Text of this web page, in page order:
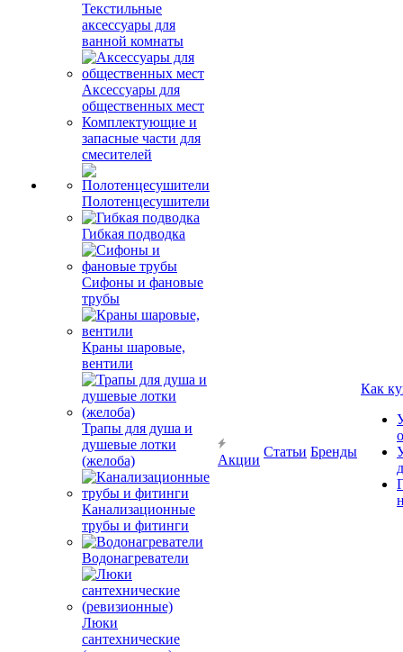
Текстильные
аксессуары для
ванной комнаты
Аксессуары для
общественных мест
Комплектующие и
запасные части для
смесителей
Полотенцесушители
Гибкая подводка
Сифоны и фановые
трубы
Краны шаровые,
вентили
Трапы для душа и
душевые лотки
(желоба)
Канализационные
трубы и фитинги
Водонагреватели
Люки
сантехнические
Акции
Статьи Бренды
Как